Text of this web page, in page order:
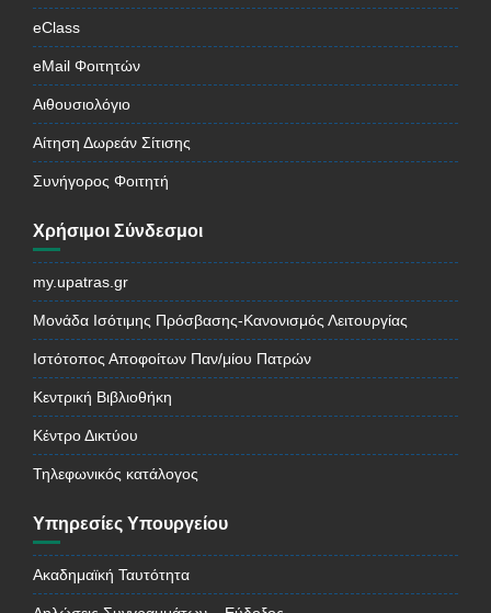
eClass
eMail Φοιτητών
Αιθουσιολόγιο
Αίτηση Δωρεάν Σίτισης
Συνήγορος Φοιτητή
Χρήσιμοι Σύνδεσμοι
my.upatras.gr
Μονάδα Ισότιμης Πρόσβασης-Κανονισμός Λειτουργίας
Ιστότοπος Αποφοίτων Παν/μίου Πατρών
Κεντρική Βιβλιοθήκη
Κέντρο Δικτύου
Τηλεφωνικός κατάλογος
Υπηρεσίες Υπουργείου
Ακαδημαϊκή Ταυτότητα